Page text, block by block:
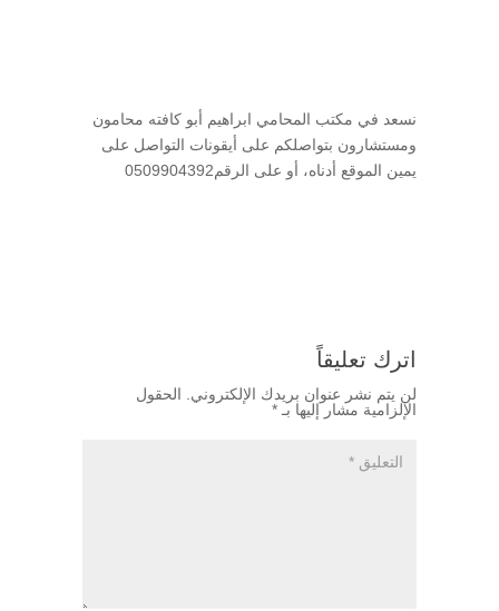
نسعد في مكتب المحامي ابراهيم أبو كافته محامون
ومستشارون بتواصلكم على أيقونات التواصل على
يمين الموقع أدناه، أو على الرقم0509904392
اترك تعليقاً
لن يتم نشر عنوان بريدك الإلكتروني.
الحقول
الإلزامية مشار إليها بـ *